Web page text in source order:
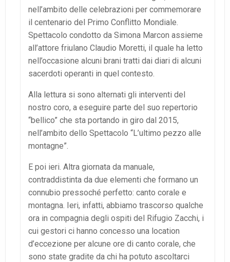
nell’ambito delle celebrazioni per commemorare
il centenario del Primo Conflitto Mondiale.
Spettacolo condotto da Simona Marcon assieme
all’attore friulano Claudio Moretti, il quale ha letto
nell’occasione alcuni brani tratti dai diari di alcuni
sacerdoti operanti in quel contesto.
Alla lettura si sono alternati gli interventi del
nostro coro, a eseguire parte del suo repertorio
“bellico” che sta portando in giro dal 2015,
nell’ambito dello Spettacolo “L’ultimo pezzo alle
montagne”.
E poi ieri. Altra giornata da manuale,
contraddistinta da due elementi che formano un
connubio pressoché perfetto: canto corale e
montagna. Ieri, infatti, abbiamo trascorso qualche
ora in compagnia degli ospiti del Rifugio Zacchi, i
cui gestori ci hanno concesso una location
d’eccezione per alcune ore di canto corale, che
sono state gradite da chi ha potuto ascoltarci